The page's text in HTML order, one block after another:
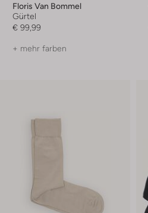
Floris Van Bommel
Gürtel
€ 99,99
+ mehr farben